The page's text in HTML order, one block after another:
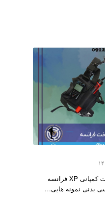
فلزیاب MI-6 ساخت کمپانی XP فرانسه